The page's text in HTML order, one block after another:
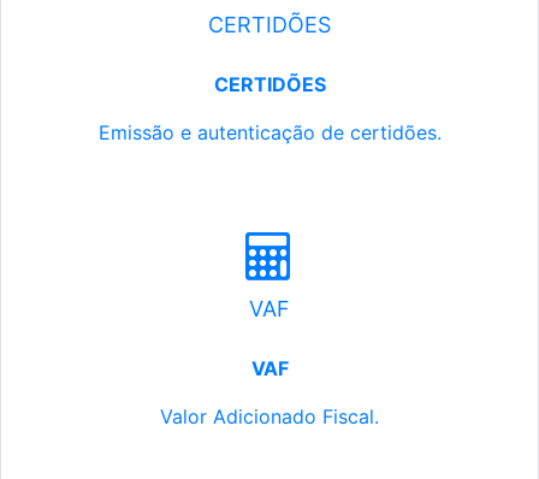
CERTIDÕES
CERTIDÕES
Emissão e autenticação de certidões.
VAF
VAF
Valor Adicionado Fiscal.